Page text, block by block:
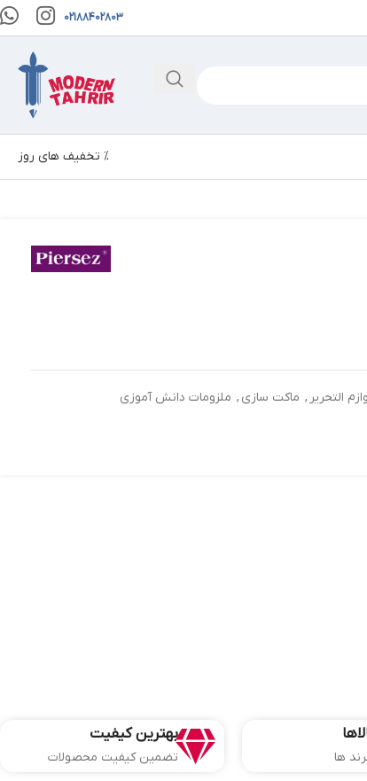
02188402803
% تخفیف های روز
التحریر , ماکت سازی , ملزومات دانش آموزی
ها
بهترین کیفیت
تضمین کیفیت محصولات